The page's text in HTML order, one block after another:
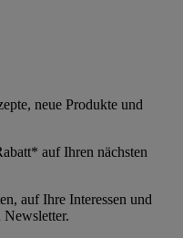
neue Produkte und
auf Ihren nächsten
auf Ihre Interessen und
Newsletter.